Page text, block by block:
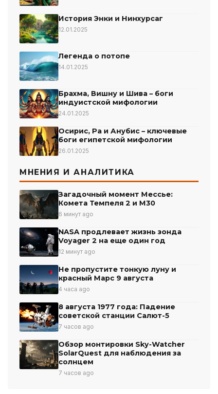
История Энки и Нинхурсаг
12.01.2025
Легенда о потопе
14.01.2025
Брахма, Вишну и Шива – боги
индуистской мифологии
24.01.2025
Осирис, Ра и Анубис – ключевые
боги египетской мифологии
26.01.2025
МНЕНИЯ И АНАЛИТИКА
Загадочный момент Мессье:
Комета Темпеля 2 и М30
6 минут ago
NASA продлевает жизнь зонда
Voyager 2 на еще один год
12 минут ago
Не пропустите тонкую луну и
красный Марс 9 августа
4 часа ago
8 августа 1977 года: Падение
советской станции Салют-5
7 часов ago
Обзор монтировки Sky-Watcher
SolarQuest для наблюдения за
солнцем
7 часов ago